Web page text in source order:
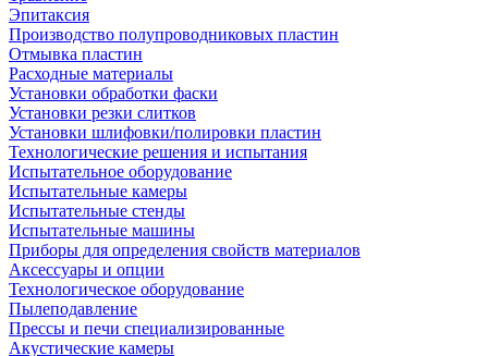
Эпитаксия
Производство полупроводниковых пластин
Отмывка пластин
Расходные материалы
Установки обработки фаски
Установки резки слитков
Установки шлифовки/полировки пластин
Технологические решения и испытания
Испытательное оборудование
Испытательные камеры
Испытательные стенды
Испытательные машины
Приборы для определения свойств материалов
Аксессуары и опции
Технологическое оборудование
Пылеподавление
Прессы и печи специализированные
Акустические камеры